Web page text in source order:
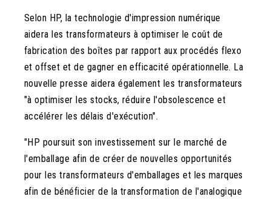
Selon HP, la technologie d'impression numérique
aidera les transformateurs à optimiser le coût de
fabrication des boîtes par rapport aux procédés flexo
et offset et de gagner en efficacité opérationnelle. La
nouvelle presse aidera également les transformateurs
"à optimiser les stocks, réduire l'obsolescence et
accélérer les délais d'exécution".
"HP poursuit son investissement sur le marché de
l'emballage afin de créer de nouvelles opportunités
pour les transformateurs d'emballages et les marques
afin de bénéficier de la transformation de l'analogique